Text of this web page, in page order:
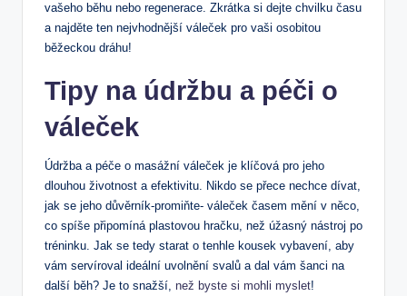
vašeho běhu nebo regenerace. Zkrátka si dejte chvilku času
a najděte ten nejvhodnější váleček pro vaši osobitou
běžeckou dráhu!
Tipy na údržbu a péči o
váleček
Údržba a péče o masážní váleček je klíčová pro jeho
dlouhou životnost a efektivitu. Nikdo se přece nechce dívat,
jak se jeho důvěrník-promiňte- váleček časem mění v něco,
co spíše připomíná plastovou hračku, než úžasný nástroj po
tréninku. Jak se tedy starat o tenhle kousek vybavení, aby
vám servíroval ideální uvolnění svalů a dal vám šanci na
další běh? Je to snažší, než byste si mohli myslet!